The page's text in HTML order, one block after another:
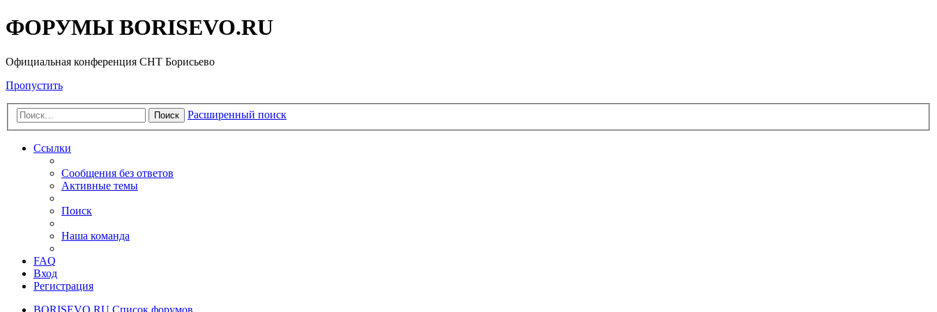
ФОРУМЫ BORISEVO.RU
Официальная конференция СНТ Борисьево
Пропустить
Поиск Расширенный поиск
Ссылки
Сообщения без ответов
Активные темы
Поиск
Наша команда
FAQ
Вход
Регистрация